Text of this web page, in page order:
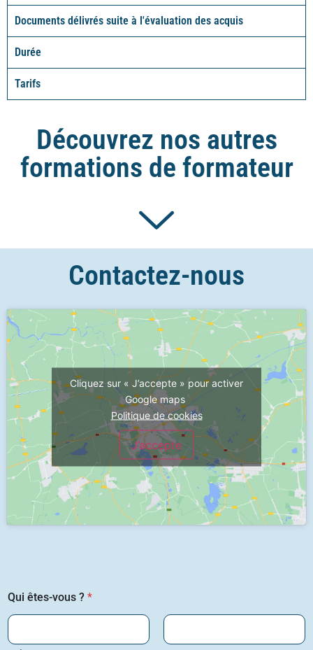
Documents délivrés suite à l'évaluation des acquis
Durée
Tarifs
Découvrez nos autres
formations de formateur
Contactez-nous
Cliquez sur « J’accepte » pour activer
Google maps
Politique de cookies
J’accepte
Qui êtes-vous ? *